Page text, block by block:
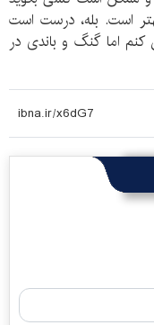
است. بله، درست است
کنم اما گنگ و باندی در